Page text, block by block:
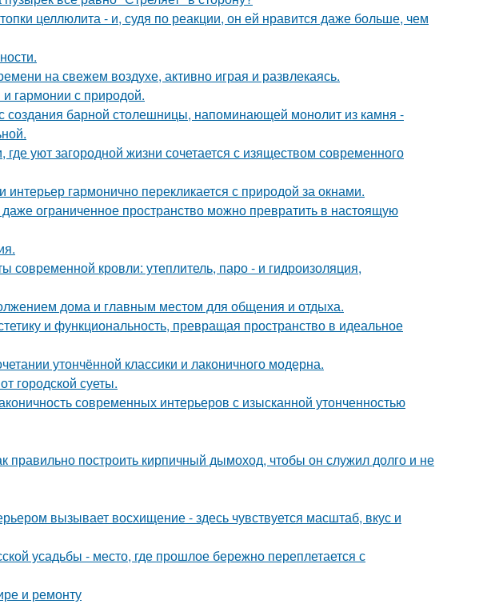
целлюлита - и, судя по реакции, он ей нравится даже больше, чем
на свежем воздухе, активно играя и развлекаясь.
гармонии с природой.
барной столешницы, напоминающей монолит из камня -
уют загородной жизни сочетается с изяществом современного
интерьер гармонично перекликается с природой за окнами.
ограниченное пространство можно превратить в настоящую
кровли: утеплитель, паро - и гидроизоляция,
дома и главным местом для общения и отдыха.
и функциональность, превращая пространство в идеальное
утончённой классики и лаконичного модерна.
городской суеты.
современных интерьеров с изысканной утонченностью
правильно построить кирпичный дымоход, чтобы он служил долго и не
вызывает восхищение - здесь чувствуется масштаб, вкус и
усадьбы - место, где прошлое бережно переплетается с
и ремонту